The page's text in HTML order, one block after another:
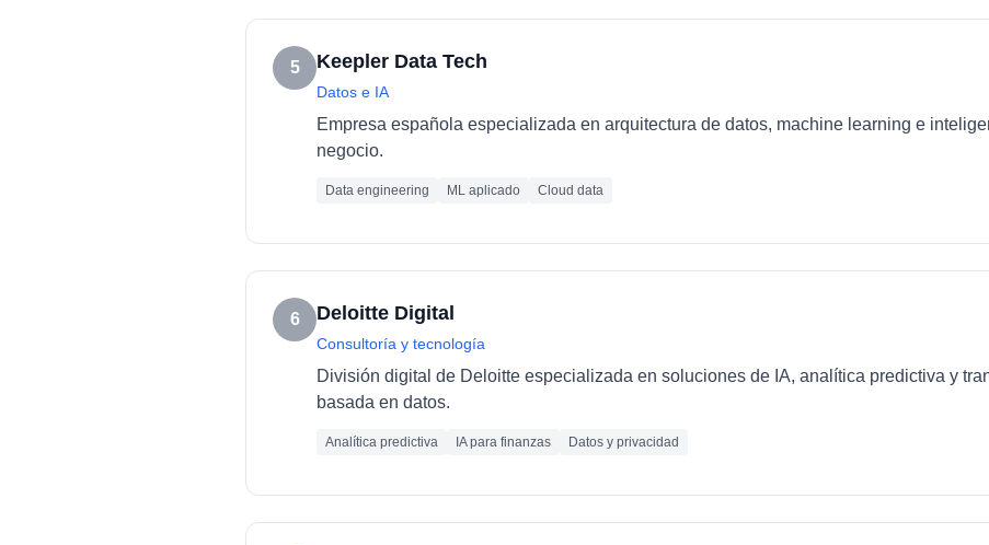
5 Keepler Data Tech
Datos e IA
Empresa española especializada en arquitectura de datos, machine learning e
negocio.
Data engineering ML aplicado Cloud data
6 Deloitte Digital
Consultoría y tecnología
División digital de Deloitte especializada en soluciones de IA, analítica predictiva y
basada en datos.
Analítica predictiva IA para finanzas Datos y privacidad